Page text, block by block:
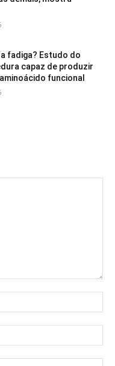
fadiga? Estudo do
capaz de produzir
funcional